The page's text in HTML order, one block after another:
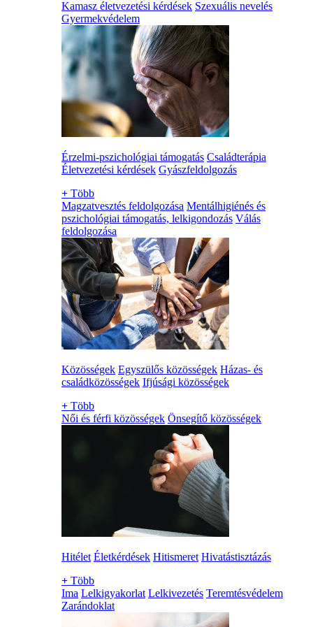
Kamasz életvezetési kérdések Szexuális nevelés
Gyermekvédelem
Érzelmi-pszichológiai támogatás Családterápia
Életvezetési kérdések Gyászfeldolgozás
+ Több
Magzatvesztés feldolgozása Mentálhigiénés és
pszichológiai támogatás, lelkigondozás Válás
feldolgozása
Közösségek Egyszülős közösségek Házas- és
családközösségek Ifjúsági közösségek
+ Több
Női és férfi közösségek Önsegítő közösségek
Hitélet Életkérdések Hitismeret Hivatástisztázás
+ Több
Ima Lelkigyakorlat Lelkivezetés Teremtésvédelem
Zarándoklat